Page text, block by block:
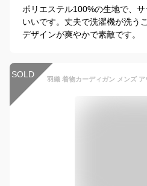
ポリエステル100%の生地で、
いいです。丈夫で洗濯機が洗う
デザインが爽やかで素敵です。
SOLD